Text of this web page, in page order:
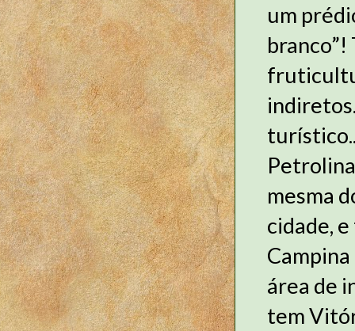
um
mesma
cidade,
área de
tem